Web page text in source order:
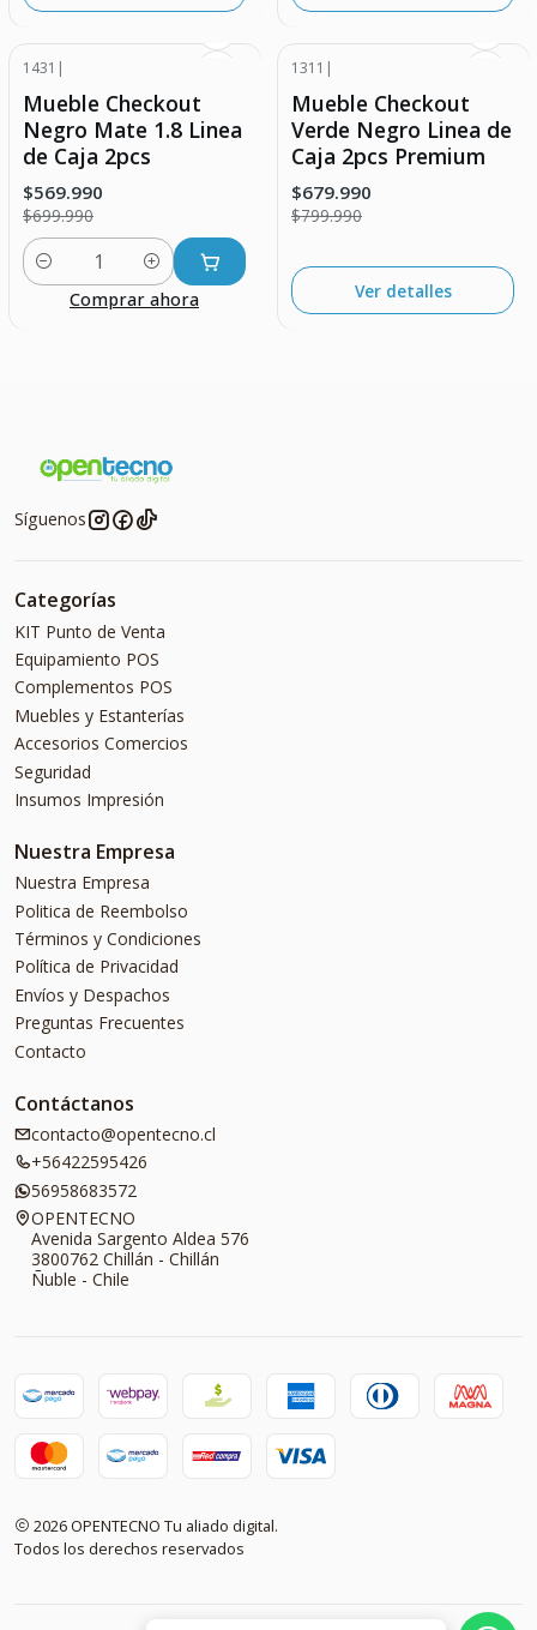
1431 |
Mueble Checkout
Negro Mate 1.8 Linea
de Caja 2pcs
$569.990
$699.990
Cantidad
Comprar ahora
Agotado
1311 |
Mueble Checkout
Verde Negro Linea de
Caja 2pcs Premium
$679.990
$799.990
Ver detalles
Síguenos
Categorías
KIT Punto de Venta
Equipamiento POS
Complementos POS
Muebles y Estanterías
Accesorios Comercios
Seguridad
Insumos Impresión
Nuestra Empresa
Nuestra Empresa
Politica de Reembolso
Términos y Condiciones
Política de Privacidad
Envíos y Despachos
Preguntas Frecuentes
Contacto
Contáctanos
contacto@opentecno.cl
+56422595426
56958683572
OPENTECNO
Avenida Sargento Aldea 576
3800762 Chillán - Chillán
Ñuble - Chile
2026 OPENTECNO Tu aliado digital.
Todos los derechos reservados